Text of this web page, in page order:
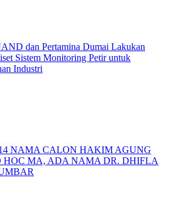
dan Pertamina Dumai Lakukan
Sistem Monitoring Petir untuk
Industri
NAMA CALON HAKIM AGUNG
MA, ADA NAMA DR. DHIFLA